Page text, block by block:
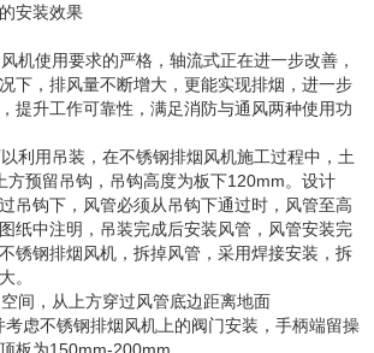
安装效果
机使用要求的严格，轴流式正在进一步改善，
下，排风量不断增大，更能实现排烟，进一步
提升工作可靠性，满足消防与通风两种使用功
利用吊装，在不锈钢排烟风机施工过程中，土
方预留吊钩，吊钩高度为板下120mm。设计
吊钩下，风管必须从吊钩下通过时，风管至高
纸中注明，吊装完成后安装风管，风管安装完
锈钢排烟风机，拆掉风管，采用焊接安装，拆
。
间，从上方穿过风管底边距离地面
虑不锈钢排烟风机上的阀门安装，手柄端留操